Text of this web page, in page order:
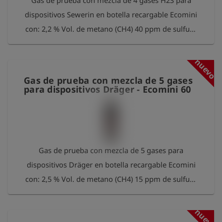
recibirá un paquete gratuito de 100 mediciones
Esders Connect.
dispositivos Sewerin en botella recargable Ecomini
con: 2,2 % Vol. de metano (CH4) 40 ppm de sulfuro
de hidrógeno (H2S) 40 ppm de monóxido de
carbono (CO) 2,0 % Vol. de dióxido de carbono
litros a 70 bares Volumen: 60 litros Conexión:
contribución a la protección del medio ambiente,
recibirá un paquete gratuito de 100 mediciones
Gas de prueba con mezcla de 5 gases
para dispositivos Dräger - Ecomini 60
nuevo
Gas de prueba con mezcla de 5 gases para
dispositivos Dräger en botella recargable Ecomini
con: 2,5 % Vol. de metano (CH4) 15 ppm de sulfuro
de hidrógeno (H2S) 50 ppm de monóxido de
carbono (CO) 2 % Vol. de dióxido de carbono (CO2)